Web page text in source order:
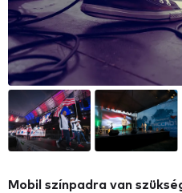
Mobil színpadra van